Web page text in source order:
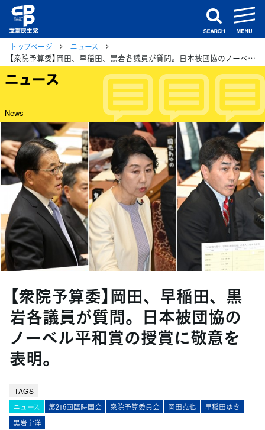
search
トップページ
ニュース
【衆院予算委】岡田、早稲田、黒岩各議員が質問。日本被団協のノーベル平和賞の授賞に敬意を表明。
ニュース
News
【衆院予算委】岡田、早稲田、黒
岩各議員が質問。日本被団協の
ノーベル平和賞の授賞に敬意を
表明。
TAGS
ニュース 第216回臨時国会 衆院予算委員会 岡田克也
早稲田ゆき
黒岩宇洋